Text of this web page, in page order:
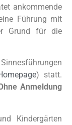
ankommende
Führung mit
Grund für die
) statt.
Anmeldung
Kindergärten